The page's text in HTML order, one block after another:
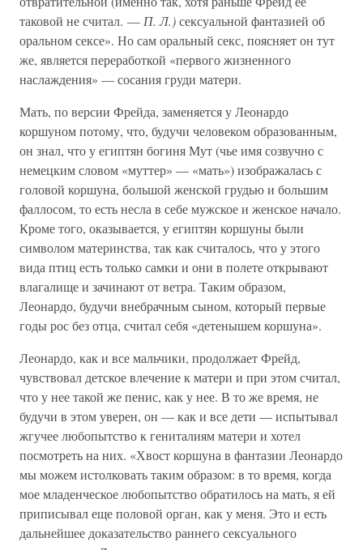
таковой не считал. — П. Л.)сексуальной фантазией об
оральном сексе». Но сам оральный секс, поясняет он тут
же, является переработкой «первого жизненного
наслаждения» — сосания груди матери.
Мать, по версии Фрейда, заменяется у Леонардо
коршуном потому, что, будучи человеком образованным,
он знал, что у египтян богиня Мут (чье имя созвучно с
немецким словом «муттер» — «мать») изображалась с
головой коршуна, большой женской грудью и большим
фаллосом, то есть несла в себе мужское и женское начало.
Кроме того, оказывается, у египтян коршуны были
символом материнства, так как считалось, что у этого
вида птиц есть только самки и они в полете открывают
влагалище и зачинают от ветра. Таким образом,
Леонардо, будучи внебрачным сыном, который первые
годы рос без отца, считал себя «детенышем коршуна».
Леонардо, как и все мальчики, продолжает Фрейд,
чувствовал детское влечение к матери и при этом считал,
что у нее такой же пенис, как у нее. В то же время, не
будучи в этом уверен, он — как и все дети — испытывал
жгучее любопытство к гениталиям матери и хотел
посмотреть на них. «Хвост коршуна в фантазии Леонардо
мы можем истолковать таким образом: в то время, когда
мое младенческое любопытство обратилось на мать, я ей
приписывал еще половой орган, как у меня. Это и есть
дальнейшее доказательство раннего сексуального